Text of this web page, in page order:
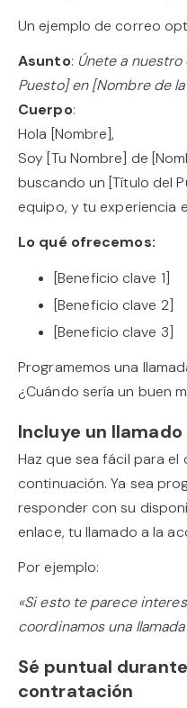
Un ejemplo de correo
Asunto: Únete a
Puesto] en [Nombre de
Cuerpo:
Hola [Nombre],
Soy [Tu Nombre] de
buscando un [Título del
equipo, y tu experiencia
Lo qué ofrecemos:
[Beneficio clave 1]
[Beneficio clave 2]
[Beneficio clave 3]
Programemos una
¿Cuándo sería un buen
Incluye un
Haz que sea fácil para
continuación. Ya sea
responder con su
enlace, tu llamado a la
Por ejemplo:
«Si esto te parece
coordinamos una
Sé puntual
contratación